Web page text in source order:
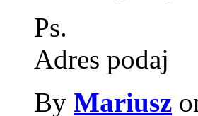
Ps.
Adres podaj
By Mariusz